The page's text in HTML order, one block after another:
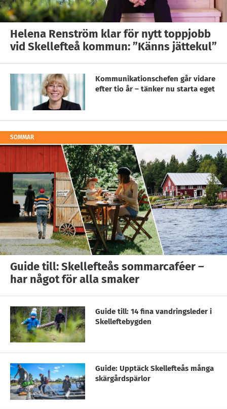
Helena Renström klar för nytt toppjobb
vid Skellefteå kommun: ”Känns jättekul”
Kommunikationschefen går vidare
efter tio år – tänker nu starta eget
SOMMAR
Guide till: Skellefteås sommarcaféer –
har något för alla smaker
Guide till: 14 fina vandringsleder i
Skelleftebygden
Guide: Upptäck Skellefteås många
skärgårdspärlor